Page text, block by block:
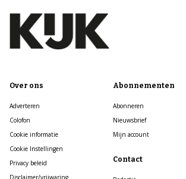
Over ons
Adverteren
Colofon
Cookie informatie
Cookie Instellingen
Privacy beleid
Disclaimer/vrijwaring
Abonnementen
Abonneren
Nieuwsbrief
Mijn account
Contact